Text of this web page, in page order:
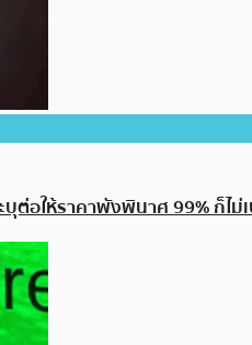
ต่อให้ราคาพังพินาศ 99% ก็ไม่